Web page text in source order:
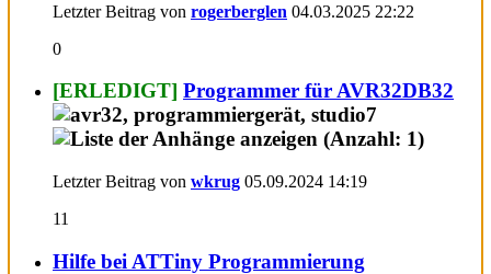
Letzter Beitrag von rogerberglen 04.03.2025 22:22
0
[ERLEDIGT] Programmer für AVR32DB32
Letzter Beitrag von wkrug 05.09.2024 14:19
11
Hilfe bei ATTiny Programmierung